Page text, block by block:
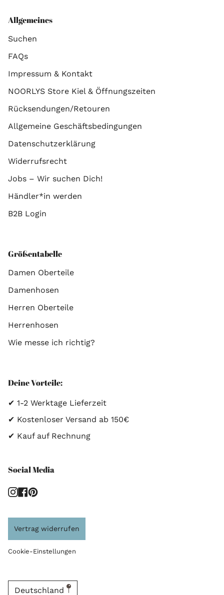
Allgemeines
Suchen
FAQs
Impressum & Kontakt
NOORLYS Store Kiel & Öffnungszeiten
Rücksendungen/Retouren
Allgemeine Geschäftsbedingungen
Datenschutzerklärung
Widerrufsrecht
Jobs – Wir suchen Dich!
Händler*in werden
B2B Login
Größentabelle
Damen Oberteile
Damenhosen
Herren Oberteile
Herrenhosen
Wie messe ich richtig?
Deine Vorteile:
✔ 1-2 Werktage Lieferzeit
✔ Kostenloser Versand ab 150€
✔ Kauf auf Rechnung
Social Media
Instagram
Facebook
Pinterest
Vertrag widerrufen
Cookie-Einstellungen
Deutschland